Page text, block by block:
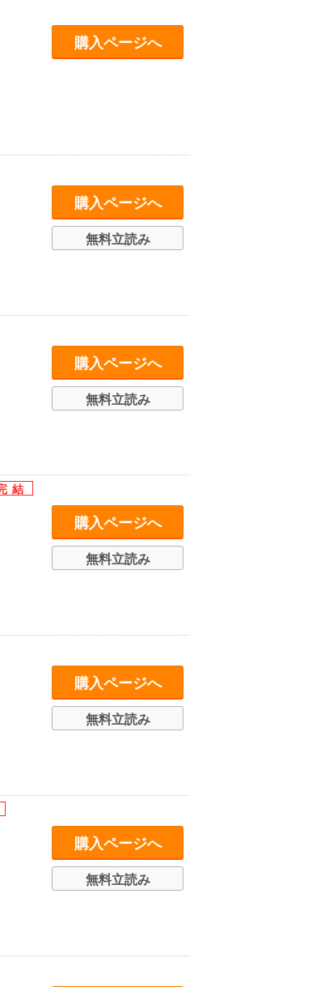
購入ページへ
購入ページへ
無料立読み
購入ページへ
無料立読み
購入ページへ
無料立読み
購入ページへ
無料立読み
購入ページへ
無料立読み